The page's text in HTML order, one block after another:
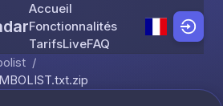
Skip to content
Accueil
Fonctionnalités
TarifsLiveFAQ
/